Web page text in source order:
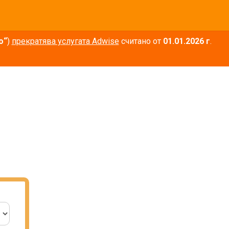
) прекратява услугата Adwiseсчитано от 01.01.2026 г.